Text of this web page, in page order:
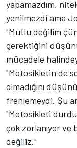
yapamazdım,
yenilmezdi ama
"Mutlu değilim
gerektiğini
mücadele
"Motosikletin de
olmadığını
frenlemeydi. Şu
"Motosikleti
çok zorlanıyor ve
değiliz."